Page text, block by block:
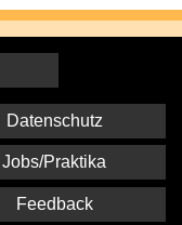
Datenschutz
Jobs/Praktika
Feedback